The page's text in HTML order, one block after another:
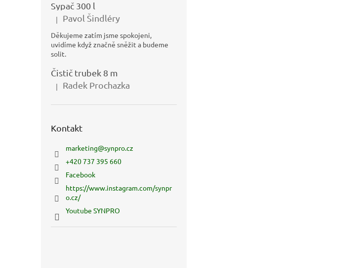
Sypač 300 l
Hodnocení produktu je 5 z 5 hvězdiček.
| Pavol Šindléry
Děkujeme zatím jsme spokojeni,
uvidíme když značně sněžit a budeme
solit.
Čistič trubek 8 m
Hodnocení produktu je 5 z 5 hvězdiček.
| Radek Prochazka
Kontakt
marketing@synpro.cz
+420 737 395 660
Facebook
https://www.instagram.com/synpr
o.cz/
Youtube SYNPRO